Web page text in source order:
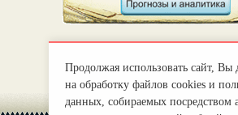
Продолжая использовать сайт, Вы
на обработку файлов cookies и
данных, собираемых посредством